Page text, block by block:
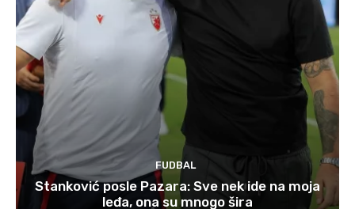
FUDBAL
Stanković posle Pazara: Sve nek ide na moja
leđa, ona su mnogo šira